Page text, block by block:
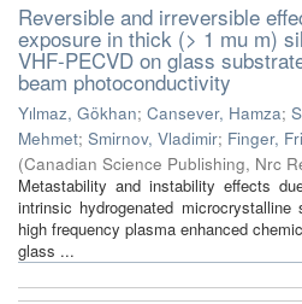
Reversible and irreversible
exposure in thick (> 1 mu m)
VHF-PECVD on glass
beam photoconductivity
Yılmaz, Gökhan; Cansever, Hamza;
Mehmet; Smirnov, Vladimir; Finger,
(Canadian Science Publishing, Nrc
Metastability and instability effects
intrinsic hydrogenated
high frequency plasma enhanced
glass ...